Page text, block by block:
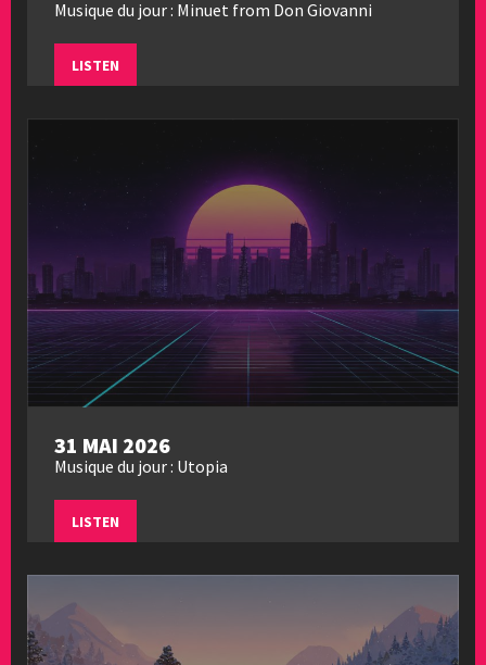
Musique du jour : Minuet from Don Giovanni
LISTEN
31 MAI 2026
Musique du jour : Utopia
LISTEN